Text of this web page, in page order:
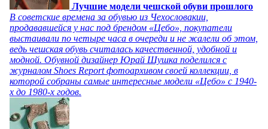
Лучшие модели чешской обуви прошлого
В советские времена за обувью из Чехословакии,
продававшейся у нас под брендом «Цебо», покупатели
выстаивали по четыре часа в очереди и не жалели об этом,
ведь чешская обувь считалась качественной, удобной и
модной. Обувной дизайнер Юрай Шушка поделился с
журналом Shoes Report фотоархивом своей коллекции, в
которой собраны самые интересные модели «Цебо» с 1940-
х до 1980-х годов.